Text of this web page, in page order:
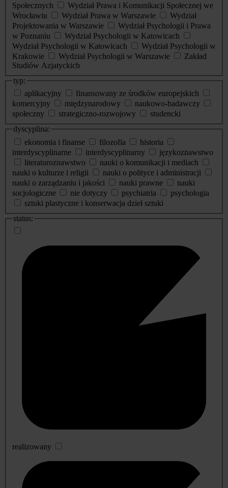
Społecznych
Wydział Prawa i Komunikacji Społecznej we
Wrocławiu
Wydział Prawa w Warszawie
Wydział
Projektowania w Warszawie
Wydział Psychologii i Prawa
w Poznaniu
Wydział Psychologii w Katowicach
Wydział Psychologii w Katowicach
Wydział Psychologii w
Krakowie
Wydział Psychologii w Warszawie
Zakład
Studiów Azjatyckich
typ:
aplikacyjny
finansowany ze środków europejskich
komercyjny
międzynarodowy
naukowo-badawczy
społeczny
strategiczno-rozwojowy
studencki
dyscyplina:
ekonomia i finanse
filozofia
historia
interdyscyplinarne
interdyscyplinarny
językoznawstwo
literaturoznawstwo
nauki o komunikacji i mediach
nauki o kulturze i religii
nauki o polityce i administracji
nauki o zarządzaniu i jakości
nauki prawne
nauki
socjologiczne
nie dotyczy psychiatria
psychologia
sztuki plastyczne i konserwacja dzieł sztuki
status:
realizowany